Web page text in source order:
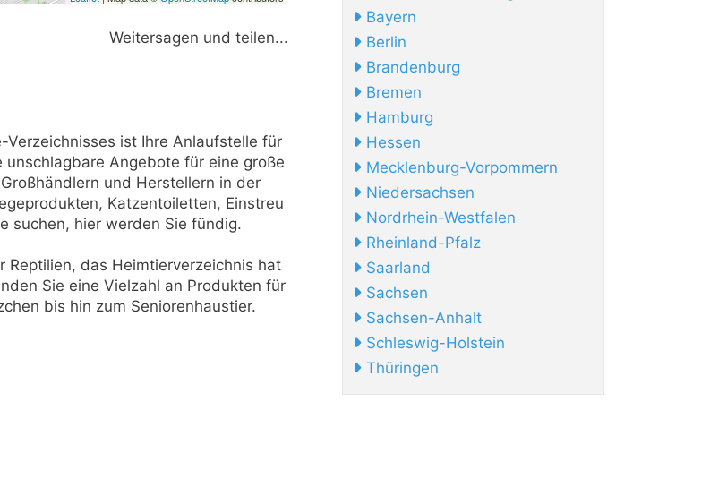
Weitersagen und teilen...
ist Ihre Anlaufstelle für
Angebote für eine große
und Herstellern in der
Katzentoiletten, Einstreu
suchen, hier werden Sie fündig.
Reptilien, das Heimtierverzeichnis hat
Sie eine Vielzahl an Produkten für
bis hin zum Seniorenhaustier.
Bayern
Berlin
Brandenburg
Bremen
Hamburg
Hessen
Mecklenburg-Vorpommern
Niedersachsen
Nordrhein-Westfalen
Rheinland-Pfalz
Saarland
Sachsen
Sachsen-Anhalt
Schleswig-Holstein
Thüringen